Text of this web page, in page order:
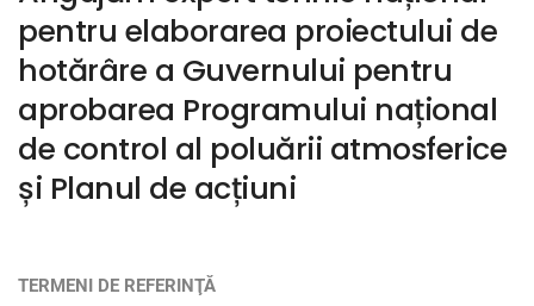
pentru elaborarea proiectului de
hotărâre a Guvernului pentru
aprobarea Programului național
de control al poluării atmosferice
și Planul de acțiuni
TERMENI DE REFERINŢĂ